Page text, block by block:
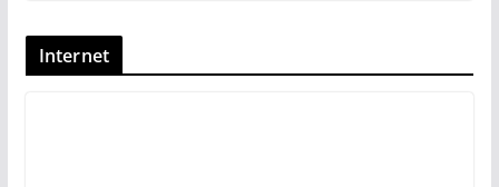
Internet